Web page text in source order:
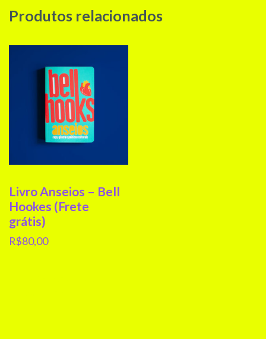
Produtos relacionados
Livro Anseios – Bell
Hookes (Frete
grátis)
R$80,00